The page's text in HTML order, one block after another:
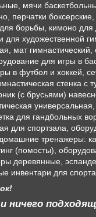
мячи
перчатки
борьбы, кимоно для
для художественной
мат гимнастический,
для игры в
в футбол и хоккей,
стенка с
(с брусьями)
для гандбольных
для спортзала,
тренажеры:
(помосты),
деревянные,
инвентари для спорта.
ничего